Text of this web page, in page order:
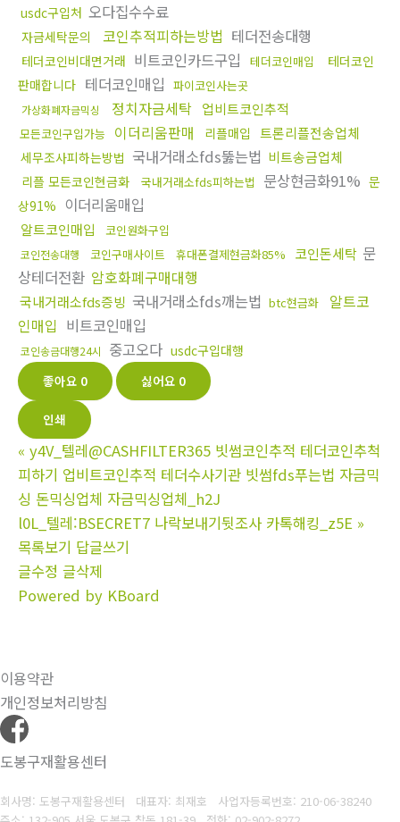
usdc구입처 오다집수수료
자금세탁문의 코인추적피하는방법 테더전송대행
테더코인비대면거래 비트코인카드구입 테더코인매입
테더코인
판매합니다 테더코인매입 파이코인사는곳
가상화폐자금믹싱 정치자금세탁 업비트코인추적
모든코인구입가능 이더리움판매 리플매입 트론리플전송업체
세무조사피하는방법 국내거래소fds뚫는법 비트송금업체
리플 모든코인현금화 국내거래소fds피하는법 문상현금화91% 문
상91% 이더리움매입
알트코인매입 코인원화구입
코인전송대행 코인구매사이트 휴대폰결제현금화85% 코인돈세탁 문
상테더전환 암호화폐구매대행
국내거래소fds증빙 국내거래소fds깨는법 btc현금화
알트코
인매입 비트코인매입
코인송금대행24시 중고오다 usdc구입대행
좋아요 0 싫어요 0
인쇄
« y4V_텔레@CASHFILTER365 빗썸코인추적 테더코인추척
피하기 업비트코인추적 테더수사기관 빗썸fds푸는법 자금믹
싱 돈믹싱업체 자금믹싱업체_h2J
l0L_텔레:BSECRET7 나락보내기뒷조사 카톡해킹_z5E »
목록보기 답글쓰기
글수정 글삭제
Powered by KBoard
이용약관
개인정보처리방침
도봉구재활용센터
회사명: 도봉구재활용센터 대표자: 최재호 사업자등록번호: 210-06-38240